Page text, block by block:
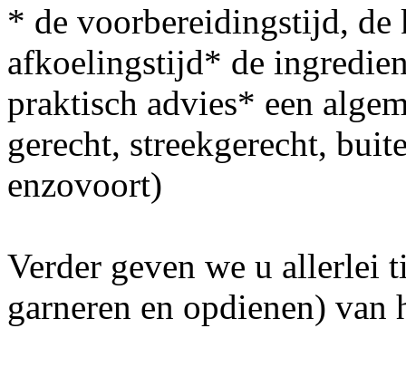
* de voorbereidingstijd,
afkoelingstijd* de
praktisch advies* een
gerecht, streekgerecht,
enzovoort)
Verder geven we u allerlei
garneren en opdienen) van